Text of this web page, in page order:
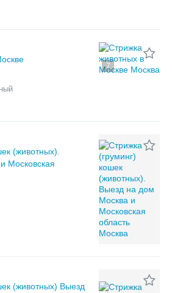
7
(животных).
Московская
(животных) Выезд